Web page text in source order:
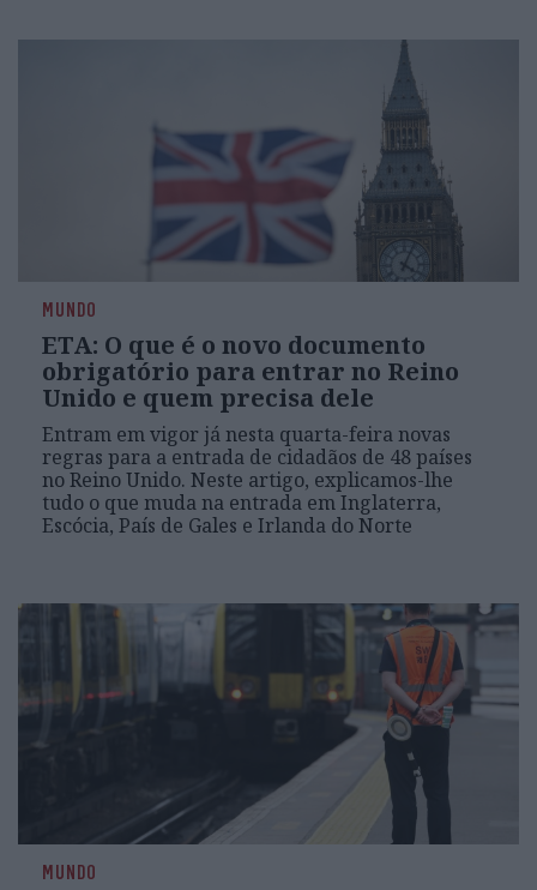
MUNDO
ETA: O que é o novo documento
obrigatório para entrar no Reino
Unido e quem precisa dele
Entram em vigor já nesta quarta-feira novas
regras para a entrada de cidadãos de 48 países
no Reino Unido. Neste artigo, explicamos-lhe
tudo o que muda na entrada em Inglaterra,
Escócia, País de Gales e Irlanda do Norte
MUNDO